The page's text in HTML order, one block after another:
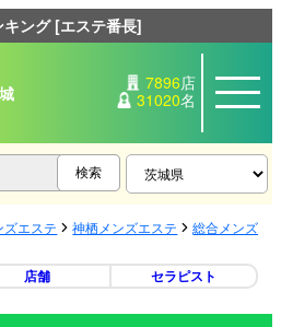
ング [エステ番長]
7896店
31020名
ズエステ 神栖メンズエステ 総合メンズエ
店舗 セラピスト